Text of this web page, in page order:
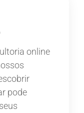
online
pode